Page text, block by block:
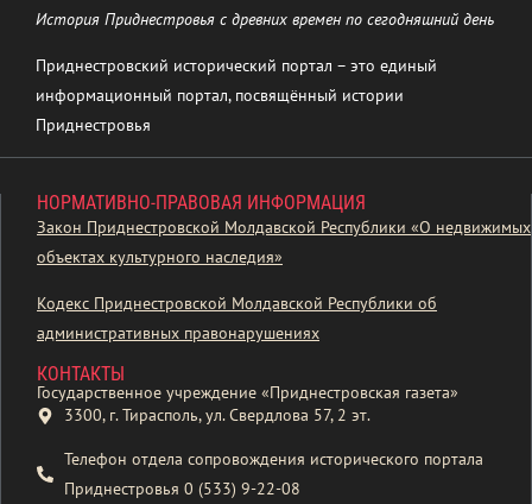
История Приднестровья с древних времен по сегодняшний день
Приднестровский исторический портал – это единый
информационный портал, посвящённый истории
Приднестровья
НОРМАТИВНО-ПРАВОВАЯ ИНФОРМАЦИЯ
Закон Приднестровской Молдавской Республики «О недвижимых
объектах культурного наследия»
Кодекс Приднестровской Молдавской Республики об
административных правонарушениях
КОНТАКТЫ
Государственное учреждение «Приднестровская газета»
3300, г. Тирасполь, ул. Свердлова 57, 2 эт.
Телефон отдела сопровождения исторического портала
Приднестровья 0 (533) 9-22-08